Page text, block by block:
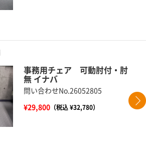
事務用チェア 可動肘付・肘
無 イナバ
問い合わせNo.26052805
¥29,800（税込 ¥32,780）